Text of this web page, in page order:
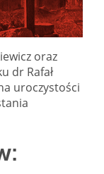
oraz
dr Rafał
uroczystości